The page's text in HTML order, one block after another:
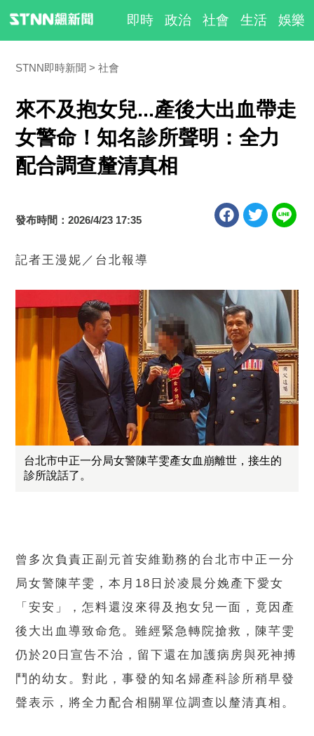
即時 政治 社會 生活 娛樂
STNN即時新聞 社會
來不及抱女兒...產後大出血帶走
女警命！知名診所聲明：全力
配合調查釐清真相
發布時間：2026/4/23 17:35
記者王漫妮／台北報導
台北市中正一分局女警陳芊雯產女血崩離世，接生的
診所說話了。
曾多次負責正副元首安維勤務的台北市中正一分
局女警陳芊雯，本月18日於凌晨分娩產下愛女
「安安」，怎料還沒來得及抱女兒一面，竟因產
後大出血導致命危。雖經緊急轉院搶救，陳芊雯
仍於20日宣告不治，留下還在加護病房與死神搏
鬥的幼女。對此，事發的知名婦產科診所稍早發
聲表示，將全力配合相關單位調查以釐清真相。